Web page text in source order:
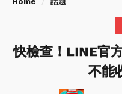
快檢查！LINE官
不能